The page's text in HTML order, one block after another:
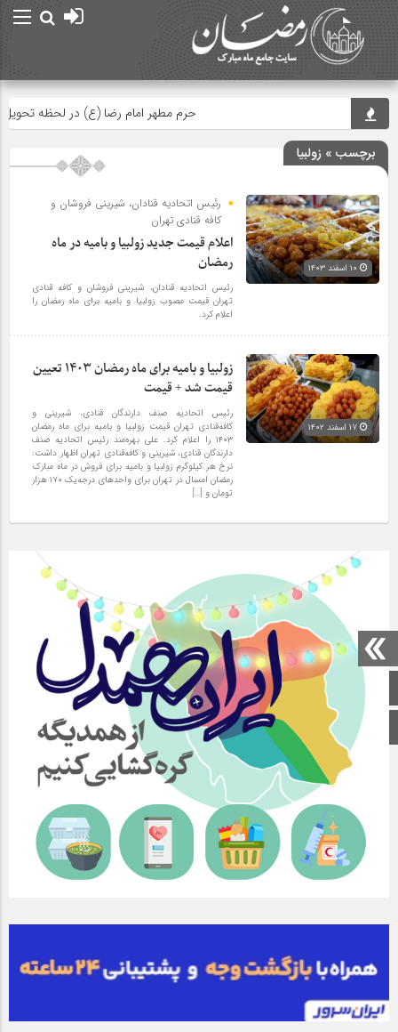
صفحه اصلی
اینستاگرام
حرم مطهر امام رضا (ع) در لحظه تحویل
برچسب » زولبیا
رئیس اتحادیه قنادان، شیرینی فروشان و
کافه قنادی تهران
اعلام قیمت جدید زولبیا و بامیه در ماه
رمضان
رئیس اتحادیه قنادان، شیرینی فروشان و کافه قنادی
تهران قیمت مصوب زولبیا و بامیه برای ماه رمضان را
اعلام کرد.
زولبیا و بامیه برای ماه رمضان ۱۴۰۳ تعیین
قیمت شد + قیمت
رئیس اتحادیه صنف دارندگان قنادی، شیرینی و
کافه‌قنادی تهران قیمت زولبیا و بامیه برای ماه رمضان
۱۴۰۳ را اعلام کرد. علی بهره‌مند رئیس اتحادیه صنف
دارندگان قنادی، شیرینی و کافه‌قنادی تهران اظهار داشت:
نرخ هر کیلوگرم زولبیا و بامیه برای فروش در ماه مبارک
رمضان امسال در تهران برای واحدهای درجه‌یک ۱۷۰ هزار
تومان و […]